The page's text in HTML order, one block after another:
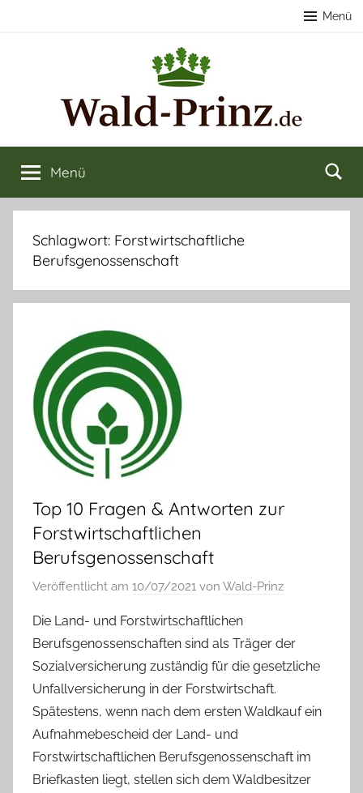
Menü
Nachhaltige
Forstwirtschaft
Naturerlebnisse
Wald
kaufen
verkaufen
Menü
Schlagwort: Forstwirtschaftliche
Berufsgenossenschaft
Top 10 Fragen & Antworten zur
Forstwirtschaftlichen
Berufsgenossenschaft
Veröffentlicht am 10/07/2021 von Wald-Prinz
Die Land- und Forstwirtschaftlichen
Berufsgenossenschaften sind als Träger der
Sozialversicherung zuständig für die gesetzliche
Unfallversicherung in der Forstwirtschaft.
Spätestens, wenn nach dem ersten Waldkauf ein
Aufnahmebescheid der Land- und
Forstwirtschaftlichen Berufsgenossenschaft im
Briefkasten liegt, stellen sich dem Waldbesitzer